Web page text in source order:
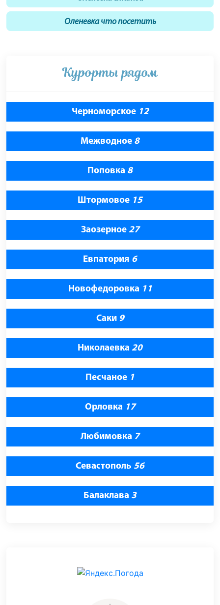
Оленевка что посетить
Курорты рядом
Черноморское 12
Межводное 8
Поповка 8
Штормовое 15
Заозерное 27
Евпатория 6
Новофедоровка 11
Саки 9
Николаевка 20
Песчаное 1
Орловка 17
Любимовка 7
Севастополь 56
Балаклава 3